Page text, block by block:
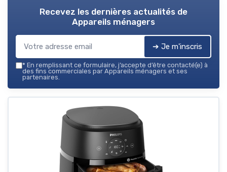
Recevez les dernières actualités de
Appareils ménagers
➔ Je m'inscris
* En remplissant ce formulaire, j’accepte d’être contacté(e) à
des fins commerciales par Appareils ménagers et ses
partenaires.